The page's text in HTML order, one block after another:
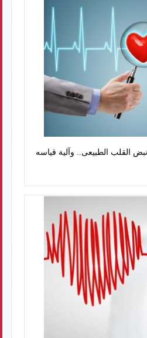
القلب الطبيعى.. وآلية قياسه